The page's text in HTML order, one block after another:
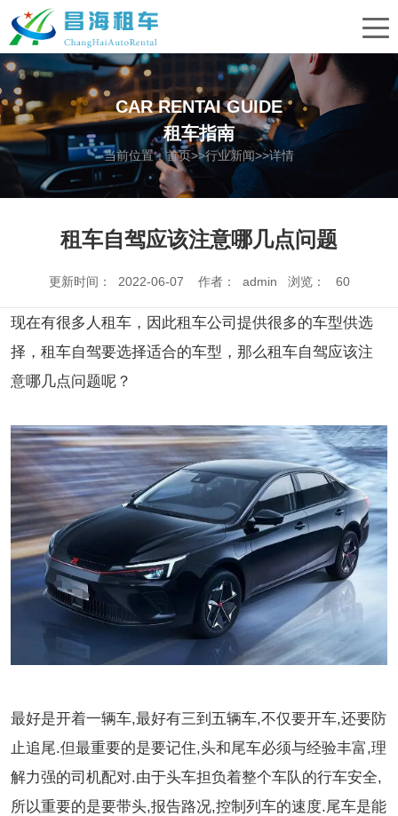
CAR RENTAI GUIDE
租车指南
当前位置：首页>>行业新闻>>详情
租车自驾应该注意哪几点问题
更新时间： 2022-06-07 作者： admin 浏览： 60
现在有很多人租车，因此租车公司提供很多的车型供选
择，租车自驾要选择适合的车型，那么租车自驾应该注
意哪几点问题呢？
最好是开着一辆车,最好有三到五辆车,不仅要开车,还要防
止追尾.但最重要的是要记住,头和尾车必须与经验丰富,理
解力强的司机配对.由于头车担负着整个车队的行车安全,
所以重要的是要带头,报告路况,控制列车的速度.尾车是能